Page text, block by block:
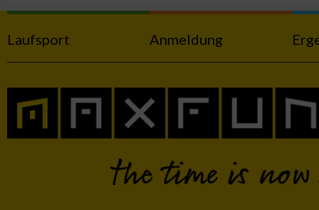
Laufsport Anmeldung